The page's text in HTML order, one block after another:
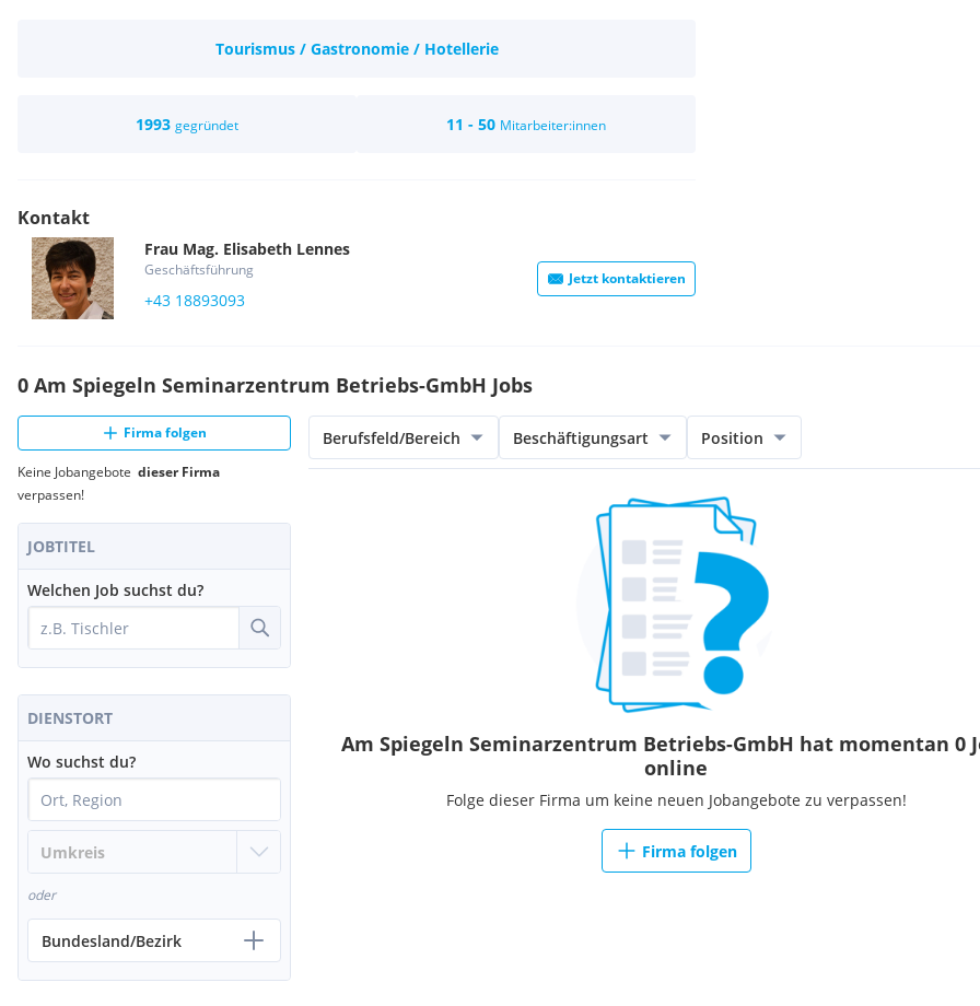
Tourismus / Gastronomie / Hotellerie
1993 gegründet 11 - 50 Mitarbeiter:innen
Kontakt
Frau Mag. Elisabeth Lennes
Geschäftsführung
+43 18893093
Jetzt kontaktieren
0 Am Spiegeln Seminarzentrum Betriebs-GmbH Jobs
Firma folgen
Keine Jobangebote dieser Firma
verpassen!
JOBTITEL
Welchen Job suchst du?
DIENSTORT
Wo suchst du?
oder
Bundesland/Bezirk
Berufsfeld/Bereich Beschäftigungsart Position
Am Spiegeln Seminarzentrum Betriebs-GmbH hat momentan 0
online
Folge dieser Firma um keine neuen Jobangebote zu verpassen!
Firma folgen